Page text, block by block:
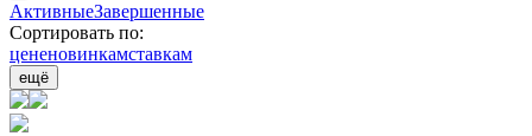
АктивныеЗавершенные
Сортировать по:
цененовинкамставкам
ещё